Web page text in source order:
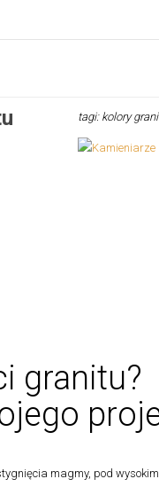
tagi: kolory
granitu?
magmy, pod